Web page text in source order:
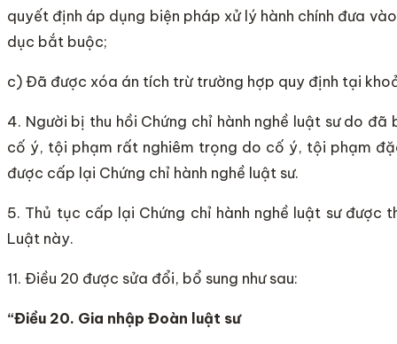
quyết định áp dụng biện pháp xử lý hành chính đưa
dục bắt buộc;
c) Đã được xóa án tích trừ trường hợp quy định tại
4. Người bị thu hồi Chứng chỉ hành nghề luật sư do
cố ý, tội phạm rất nghiêm trọng do cố ý, tội phạm
được cấp lại Chứng chỉ hành nghề luật sư.
5. Thủ tục cấp lại Chứng chỉ hành nghề luật sư được
Luật này.
11. Điều 20 được sửa đổi, bổ sung như sau:
“Điều 20. Gia nhập Đoàn luật sư